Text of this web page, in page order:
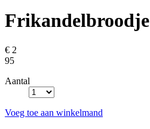
Frikandelbroodje
€ 2
95
Aantal
Voeg toe aan winkelmand